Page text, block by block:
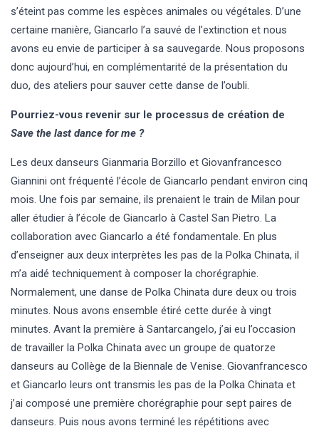
s’éteint pas comme les espèces animales ou végétales. D’une
certaine manière, Giancarlo l’a sauvé de l’extinction et nous
avons eu envie de participer à sa sauvegarde. Nous proposons
donc aujourd’hui, en complémentarité de la présentation du
duo, des ateliers pour sauver cette danse de l’oubli.
Pourriez-vous revenir sur le processus de création de
Save the last dance for me ?
Les deux danseurs Gianmaria Borzillo et Giovanfrancesco
Giannini ont fréquenté l’école de Giancarlo pendant environ cinq
mois. Une fois par semaine, ils prenaient le train de Milan pour
aller étudier à l’école de Giancarlo à Castel San Pietro. La
collaboration avec Giancarlo a été fondamentale. En plus
d’enseigner aux deux interprètes les pas de la Polka Chinata, il
m’a aidé techniquement à composer la chorégraphie.
Normalement, une danse de Polka Chinata dure deux ou trois
minutes. Nous avons ensemble étiré cette durée à vingt
minutes. Avant la première à Santarcangelo, j’ai eu l’occasion
de travailler la Polka Chinata avec un groupe de quatorze
danseurs au Collège de la Biennale de Venise. Giovanfrancesco
et Giancarlo leurs ont transmis les pas de la Polka Chinata et
j’ai composé une première chorégraphie pour sept paires de
danseurs. Puis nous avons terminé les répétitions avec